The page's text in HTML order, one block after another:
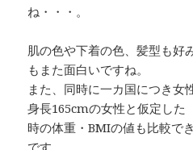
ね・・・。
肌の色や下着の色、髪型も好
もまた面白いですね。
また、同時に一カ国につき女
身長165cmの女性と仮定した
時の体重・BMIの値も比較で